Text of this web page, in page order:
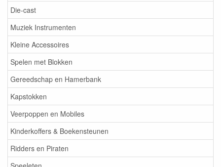
Die-cast
Muziek Instrumenten
Kleine Accessoires
Spelen met Blokken
Gereedschap en Hamerbank
Kapstokken
Veerpoppen en Mobiles
Kinderkoffers & Boekensteunen
Ridders en Piraten